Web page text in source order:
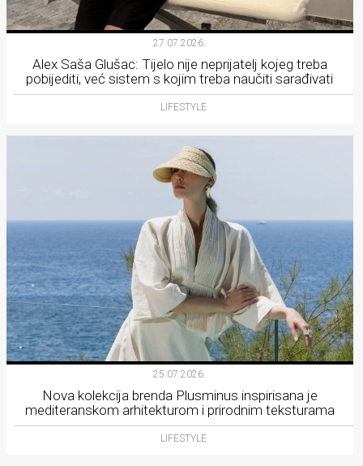
27.07.2026.
Alex Saša Glušac: Tijelo nije neprijatelj kojeg treba
pobijediti, već sistem s kojim treba naučiti sarađivati
LIFESTYLE
25.07.2026.
Nova kolekcija brenda Plusminus inspirisana je
mediteranskom arhitekturom i prirodnim teksturama
LIFESTYLE